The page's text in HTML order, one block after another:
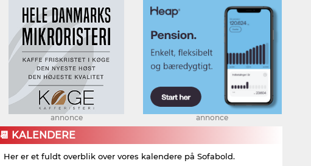
annonce annonce
📆 KALENDERE
Her er et fuldt overblik over vores kalendere på Sofabold.